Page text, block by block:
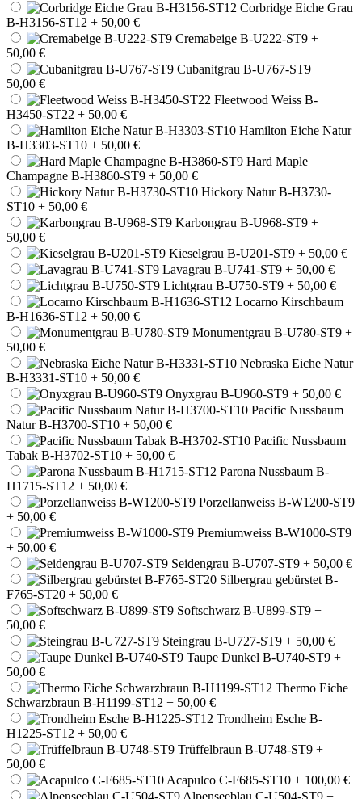
Corbridge Eiche Grau
B-H3156-ST12 + 50,00 €
Cremabeige B-U222-ST9 +
50,00 €
Cubanitgrau B-U767-ST9 +
50,00 €
Fleetwood Weiss B-
H3450-ST22 + 50,00 €
Hamilton Eiche Natur
B-H3303-ST10 + 50,00 €
Hard Maple
Champagne B-H3860-ST9 + 50,00 €
Hickory Natur B-H3730-
ST10 + 50,00 €
Karbongrau B-U968-ST9 +
50,00 €
Kieselgrau B-U201-ST9 + 50,00 €
Lavagrau B-U741-ST9 + 50,00 €
Lichtgrau B-U750-ST9 + 50,00 €
Locarno Kirschbaum
B-H1636-ST12 + 50,00 €
Monumentgrau B-U780-ST9 +
50,00 €
Nebraska Eiche Natur
B-H3331-ST10 + 50,00 €
Onyxgrau B-U960-ST9 + 50,00 €
Pacific Nussbaum
Natur B-H3700-ST10 + 50,00 €
Pacific Nussbaum
Tabak B-H3702-ST10 + 50,00 €
Parona Nussbaum B-
H1715-ST12 + 50,00 €
Porzellanweiss B-W1200-ST9
+ 50,00 €
Premiumweiss B-W1000-ST9
+ 50,00 €
Seidengrau B-U707-ST9 + 50,00 €
Silbergrau gebürstet B-
F765-ST20 + 50,00 €
Softschwarz B-U899-ST9 +
50,00 €
Steingrau B-U727-ST9 + 50,00 €
Taupe Dunkel B-U740-ST9 +
50,00 €
Thermo Eiche
Schwarzbraun B-H1199-ST12 + 50,00 €
Trondheim Esche B-
H1225-ST12 + 50,00 €
Trüffelbraun B-U748-ST9 +
50,00 €
Acapulco C-F685-ST10 + 100,00 €